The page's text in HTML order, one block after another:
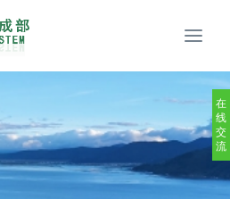
在
线
交
流